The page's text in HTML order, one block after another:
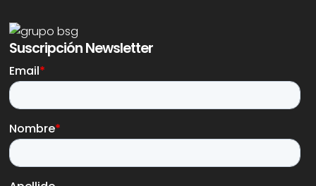
Suscripción Newsletter